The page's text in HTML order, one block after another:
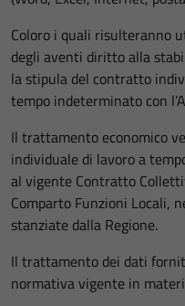
Coloro i quali risulteranno
degli aventi diritto alla
la stipula del contratto
tempo indeterminato con
Il trattamento economico
individuale di lavoro a
al vigente Contratto
Comparto Funzioni Locali,
stanziate dalla Regione.
Il trattamento dei dati
normativa vigente in